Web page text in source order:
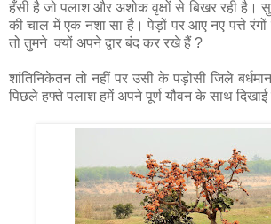
हँसी है जो पलाश और अशोक वृक्षों से बिखर रही है।
की चाल में एक नशा सा है। पेड़ों पर आए नए पत्ते
तो तुमने क्यों अपने द्वार बंद कर रखे हैं ?
शांतिनिकेतन तो नहीं पर उसी के पड़ोसी जिले
पिछले हफ्ते पलाश हमें अपने पूर्ण यौवन के साथ दिखाई